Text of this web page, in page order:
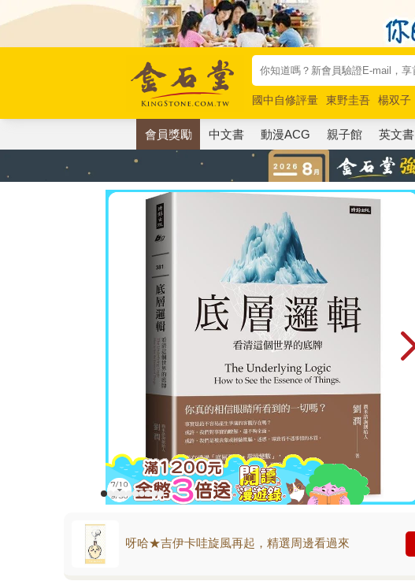
國中自修評量 東野圭吾 楊双子
唯紅花綻放
奧德賽 路邊攤新作
會員獎勵 中文書 動漫ACG 親子館 英文書
呀哈★吉伊卡哇旋風再起，精選周邊看過來